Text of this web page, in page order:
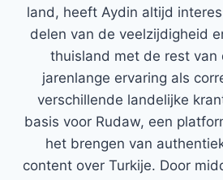
land, heeft Aydin altijd
delen van de veelzijdigheid
thuisland met de rest van
jarenlange ervaring als
verschillende landelijke
basis voor Rudaw, een
het brengen van
content over Turkije. Door